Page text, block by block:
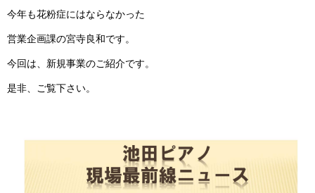
今年も花粉症にはならなかった
営業企画課の宮寺良和です。
今回は、新規事業のご紹介です。
是非、ご覧下さい。